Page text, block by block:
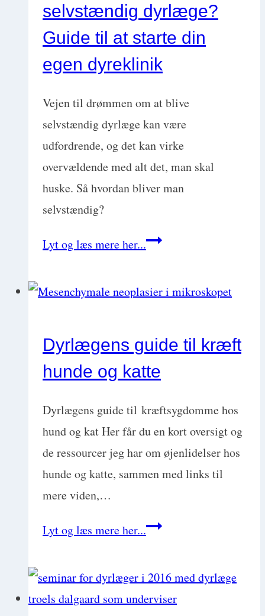
selvstændig dyrlæge?
Guide til at starte din
egen dyreklinik
Vejen til drømmen om at blive
selvstændig dyrlæge kan være
udfordrende, og det kan virke
overvældende med alt det, man skal
huske. Så hvordan bliver man
selvstændig?
Lyt og læs mere her...Hvordan
man
Guide
til
starte
din
egen
dyreklinik
Dyrlægens guide til kræft
hunde og katte
Dyrlægens guide til kræftsygdomme hos
hund og kat Her får du en kort oversigt og
de ressourcer jeg har om øjenlidelser hos
hunde og katte, sammen med links til
mere viden,…
Lyt og læs mere her...Dyrlægens
til
kræft